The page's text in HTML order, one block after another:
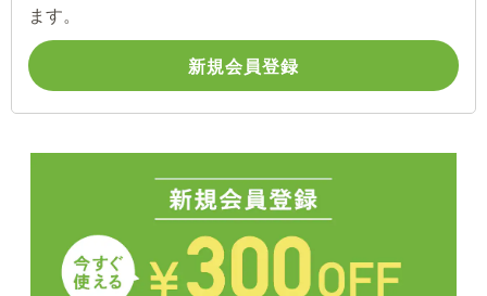
ます。